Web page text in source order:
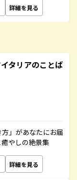
詳細を見る
タリアのことば
」があなたにお届
やしの絶景集
詳細を見る